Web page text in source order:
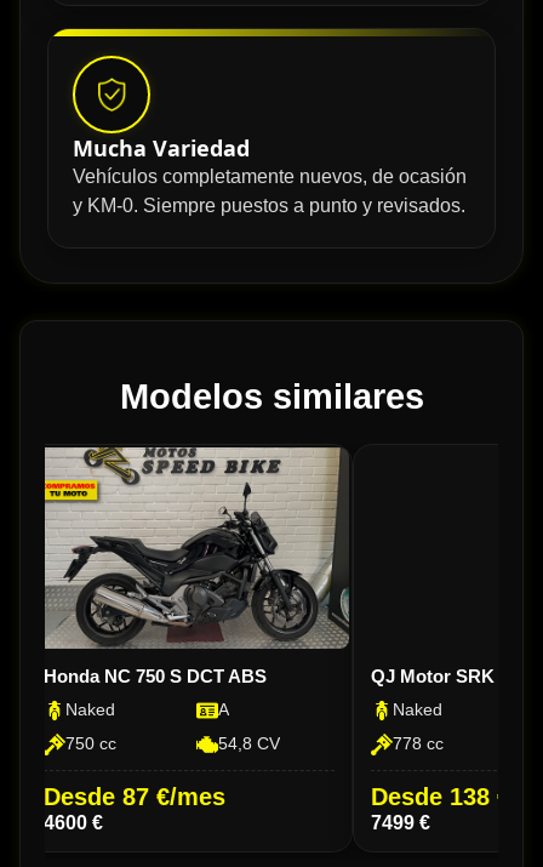
Mucha Variedad
Vehículos completamente nuevos, de ocasión
y KM-0. Siempre puestos a punto y revisados.
Modelos similares
Honda NC 750 S DCT ABS
Naked
A
750 cc
54,8 CV
Desde 87 €/mes
4600 €
QJ Motor SRK 800
Naked
778 cc
Desde 138 €/
7499 €